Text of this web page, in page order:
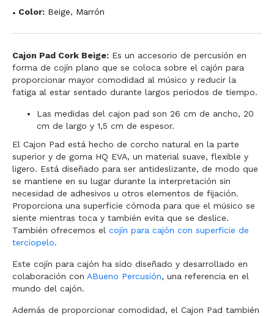
Color: Beige, Marrón
Cajon Pad Cork Beige: Es un accesorio de percusión en
forma de cojín plano que se coloca sobre el cajón para
proporcionar mayor comodidad al músico y reducir la
fatiga al estar sentado durante largos periodos de tiempo.
Las medidas del cajon pad son 26 cm de ancho, 20
cm de largo y 1,5 cm de espesor.
El Cajon Pad está hecho de corcho natural en la parte
superior y de goma HQ EVA, un material suave, flexible y
ligero. Está diseñado para ser antideslizante, de modo que
se mantiene en su lugar durante la interpretación sin
necesidad de adhesivos u otros elementos de fijación.
Proporciona una superficie cómoda para que el músico se
siente mientras toca y también evita que se deslice.
También ofrecemos el cojín para cajón con superficie de
terciopelo.
Este cojín para cajón ha sido diseñado y desarrollado en
colaboración con ABueno Percusión, una referencia en el
mundo del cajón.
Además de proporcionar comodidad, el Cajon Pad también